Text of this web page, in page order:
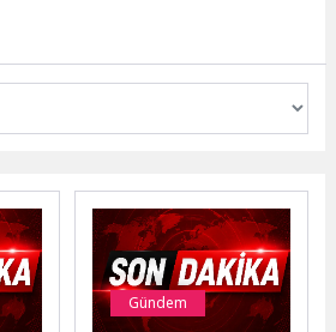
Gündem